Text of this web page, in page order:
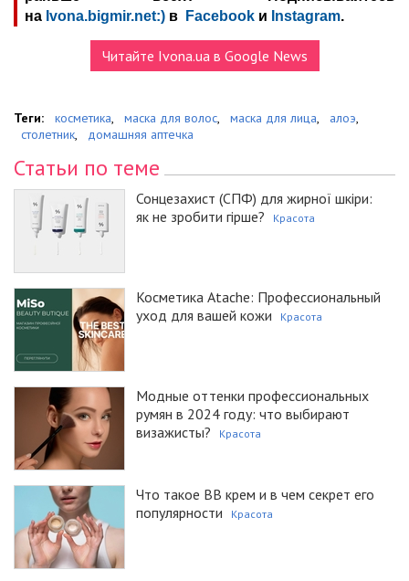
на Ivona.bigmir.net:) в Facebook и Instagram.
Читайте Ivona.ua в Google News
Теги: косметика, маска для волос, маска для лица, алоэ,
столетник, домашняя аптечка
Статьи по теме
Сонцезахист (СПФ) для жирної шкіри:
як не зробити гірше?
Красота
Косметика Atache: Профессиональный
уход для вашей кожи
Красота
Модные оттенки профессиональных
румян в 2024 году: что выбирают
визажисты?
Красота
Что такое BB крем и в чем секрет его
популярности
Красота